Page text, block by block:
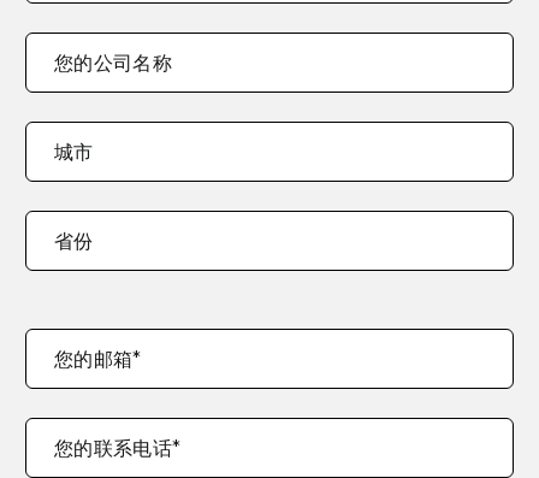
您的公司名称
您
司
城市
省份
您的邮箱*
您的联系电话*